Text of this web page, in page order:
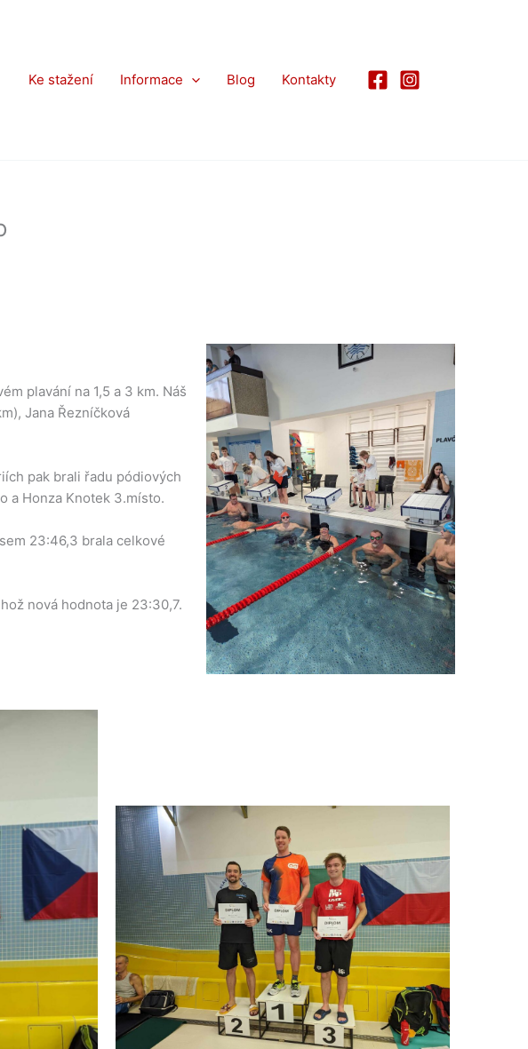
Ke stažení Informace Blog Kontakty
plavání na 1,5 a 3 km. Náš
Jana Řezníčková
pak brali řadu pódiových
a Honza Knotek 3.místo.
23:46,3 brala celkové
nová hodnota je 23:30,7.